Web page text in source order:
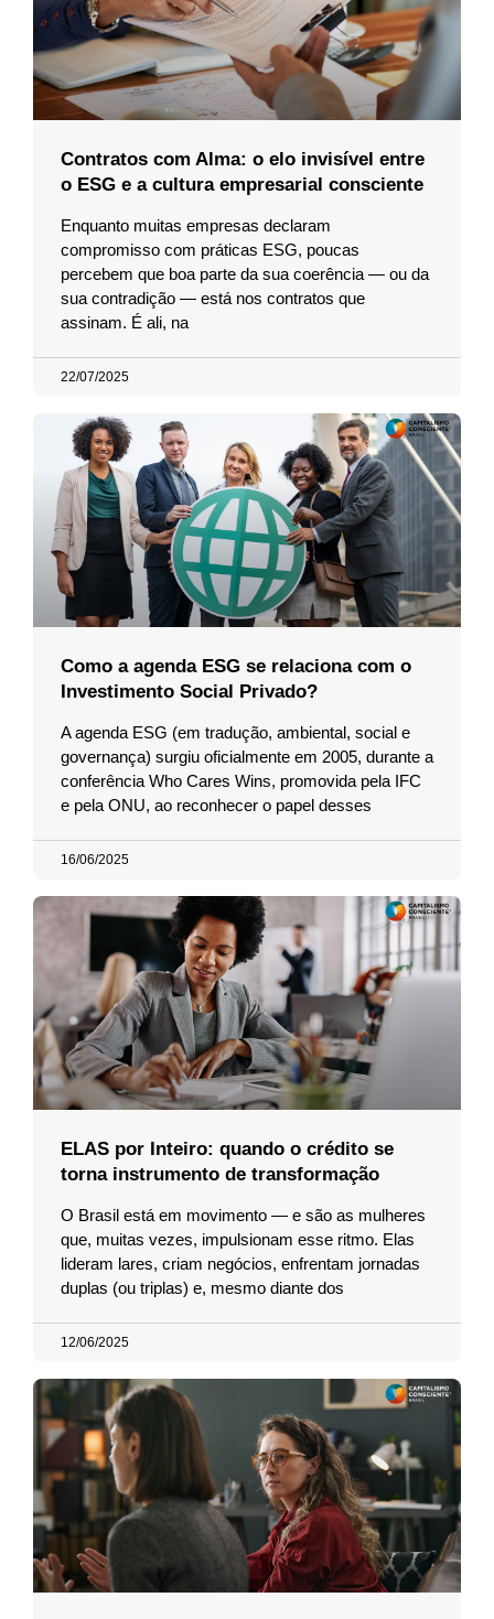
Contratos com Alma: o elo invisível entre
o ESG e a cultura empresarial consciente
Enquanto muitas empresas declaram
compromisso com práticas ESG, poucas
percebem que boa parte da sua coerência — ou da
sua contradição — está nos contratos que
assinam. É ali, na
22/07/2025
Como a agenda ESG se relaciona com o
Investimento Social Privado?
A agenda ESG (em tradução, ambiental, social e
governança) surgiu oficialmente em 2005, durante a
conferência Who Cares Wins, promovida pela IFC
e pela ONU, ao reconhecer o papel desses
16/06/2025
ELAS por Inteiro: quando o crédito se
torna instrumento de transformação
O Brasil está em movimento — e são as mulheres
que, muitas vezes, impulsionam esse ritmo. Elas
lideram lares, criam negócios, enfrentam jornadas
duplas (ou triplas) e, mesmo diante dos
12/06/2025